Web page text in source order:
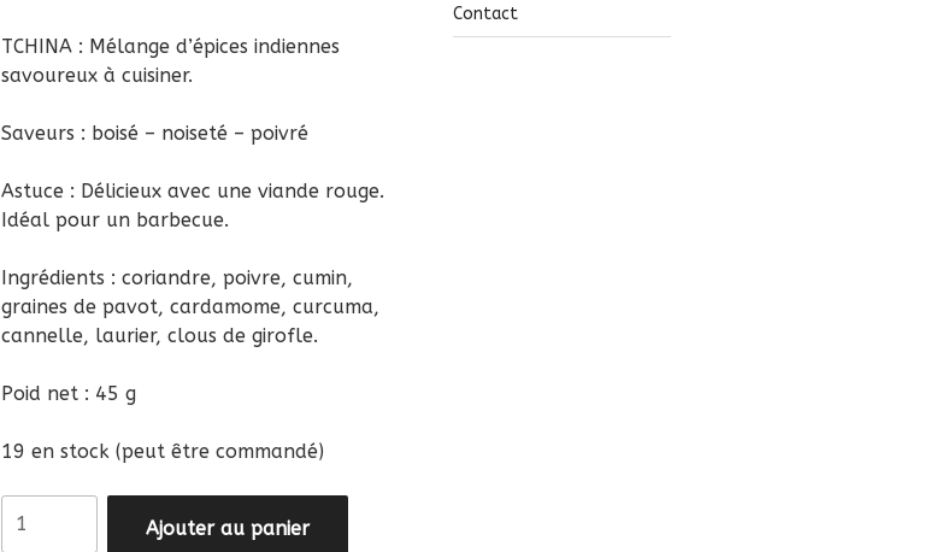
TCHINA : Mélange d’épices indiennes
savoureux à cuisiner.
Saveurs : boisé – noiseté – poivré
Astuce : Délicieux avec une viande rouge.
Idéal pour un barbecue.
Ingrédients : coriandre, poivre, cumin,
graines de pavot, cardamome, curcuma,
cannelle, laurier, clous de girofle.
Poid net : 45 g
19 en stock (peut être commandé)
de
Ajouter au panier
Contact